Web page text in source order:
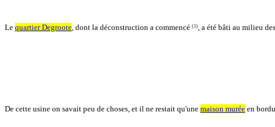
Le quartier Degroote, dont la déconstruction a commencé (1), a été bâti au milieu
De cette usine on savait peu de choses, et il ne restait qu'une maison murée en